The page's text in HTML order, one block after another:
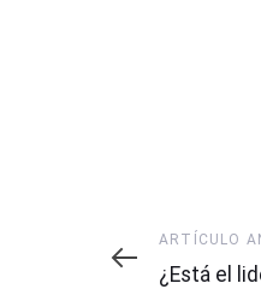
Artículo
anterior
ARTÍCULO
¿Está el